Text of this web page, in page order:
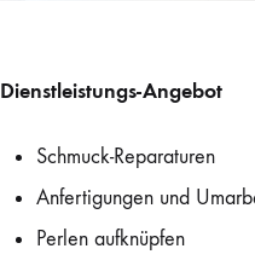
Dienstleistungs-Angebot
Schmuck-Reparaturen
Anfertigungen und
Perlen aufknüpfen